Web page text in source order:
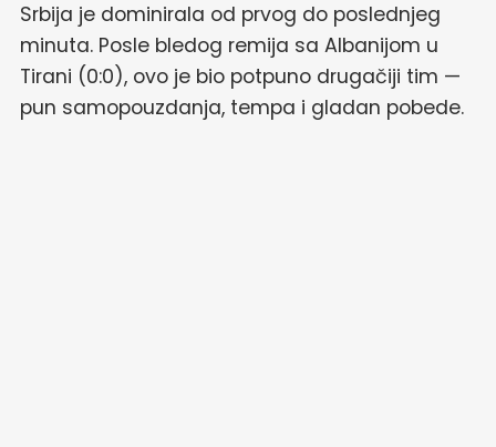
Srbija je dominirala od prvog do poslednjeg
minuta. Posle bledog remija sa Albanijom u
Tirani (0:0), ovo je bio potpuno drugačiji tim —
pun samopouzdanja, tempa i gladan pobede.